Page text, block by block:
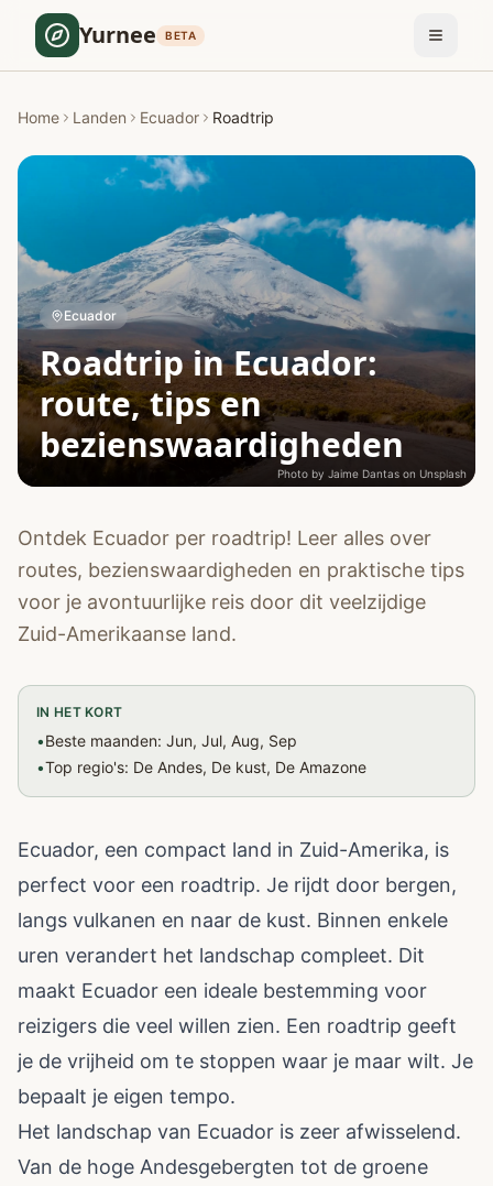
Yurnee BETA
Home Landen Ecuador Roadtrip
Ecuador
Roadtrip in Ecuador:
route, tips en
bezienswaardigheden
Photo by Jaime Dantas on Unsplash
Ontdek Ecuador per roadtrip! Leer alles over
routes, bezienswaardigheden en praktische tips
voor je avontuurlijke reis door dit veelzijdige
Zuid-Amerikaanse land.
IN HET KORT
•Beste maanden: Jun, Jul, Aug, Sep
•Top regio's: De Andes, De kust, De Amazone
Ecuador, een compact land in Zuid-Amerika, is
perfect voor een roadtrip. Je rijdt door bergen,
langs vulkanen en naar de kust. Binnen enkele
uren verandert het landschap compleet. Dit
maakt Ecuador een ideale bestemming voor
reizigers die veel willen zien. Een roadtrip geeft
je de vrijheid om te stoppen waar je maar wilt. Je
bepaalt je eigen tempo.
Het landschap van Ecuador is zeer afwisselend.
Van de hoge Andesgebergten tot de groene